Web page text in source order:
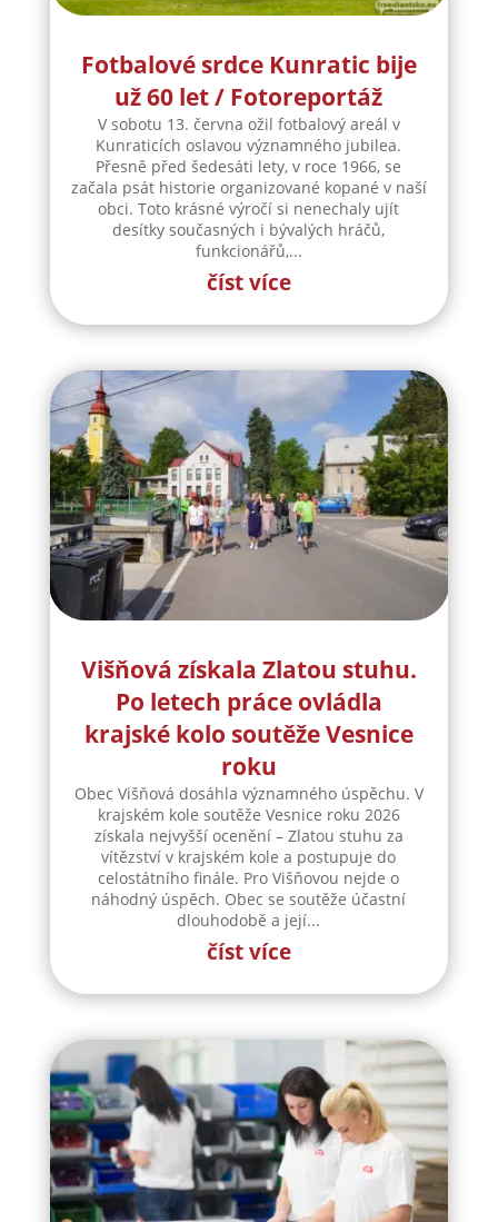
Fotbalové srdce Kunratic bije
už 60 let / Fotoreportáž
V sobotu 13. června ožil fotbalový areál v
Kunraticích oslavou významného jubilea.
začala psát historie organizované kopané v naší
desítky současných i bývalých hráčů,
funkcionářů,...
číst více
Višňová získala Zlatou stuhu.
Po letech práce ovládla
krajské kolo soutěže Vesnice
roku
Obec Višňová dosáhla významného úspěchu. V
krajském kole soutěže Vesnice roku 2026
vítězství v krajském kole a postupuje do
náhodný úspěch. Obec se soutěže účastní
dlouhodobě a její...
číst více